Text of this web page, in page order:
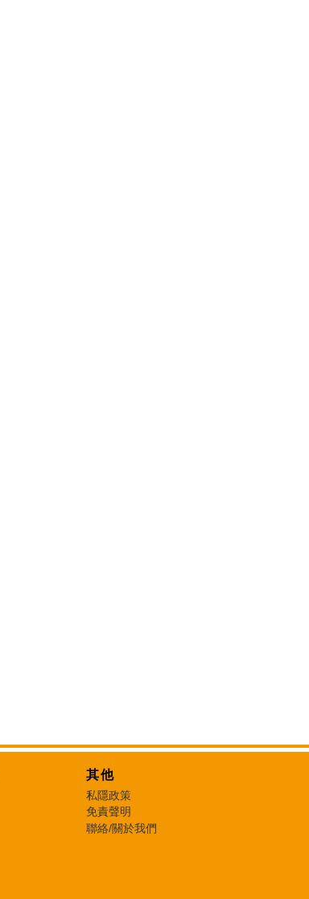
其他
私隱政策
免責聲明
聯絡/關於我們